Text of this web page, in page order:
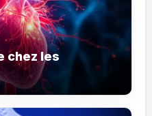
chez les